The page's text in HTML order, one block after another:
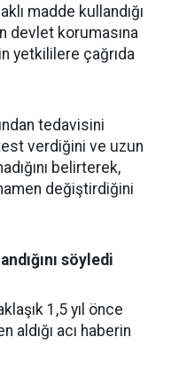
madde kullandığı
devlet korumasına
yetkililere çağrıda
tedavisini
verdiğini ve uzun
belirterek,
değiştirdiğini
söyledi
1,5 yıl önce
aldığı acı haberin